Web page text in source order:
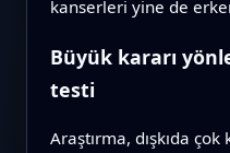
kanserleri yine de
Büyük kararı
testi
Araştırma, dışkıda